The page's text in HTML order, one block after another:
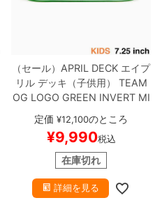
（セール） APRIL DECK エイプ
リルデッキ（子供用）
TEAM
OG LOGO GREEN INVERT MI
NI 7.25
ー
定価 ¥12,100のところ
¥9,990税込
在庫切れ
詳細を見る